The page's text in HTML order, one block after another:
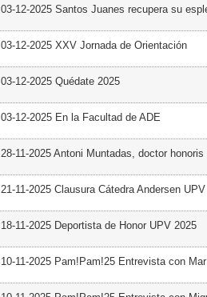
03-12-2025 Santos Juanes recupera su
03-12-2025 XXV Jornada de Orientación
03-12-2025 Quédate 2025
03-12-2025 En la Facultad de ADE
28-11-2025 Antoni Muntadas, doctor
21-11-2025 Clausura Cátedra Andersen UPV
18-11-2025 Deportista de Honor UPV 2025
10-11-2025 Pam!Pam!25 Entrevista con